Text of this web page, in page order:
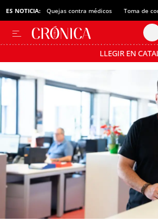
ES NOTICIA: Quejas contra médicos Toma de
LLEGIR EN
Pásate al MODO AHORRO